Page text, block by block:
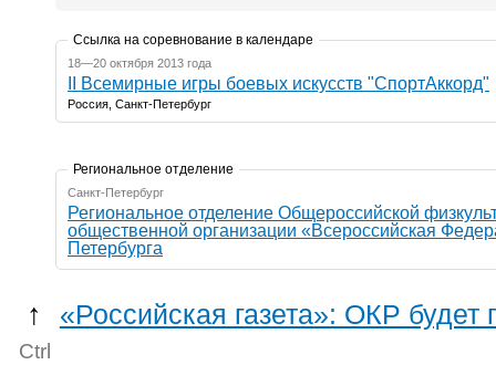
Ссылка на соревнование в календаре
18—20 октября 2013 года
II Всемирные игры боевых искусств "СпортАккорд"
Россия, Санкт-Петербург
Региональное отделение
Санкт-Петербург
Региональное отделение Общероссийской
общественной организации «Всероссийская
Петербурга
↑ «Российская газета»: ОКР
Ctrl